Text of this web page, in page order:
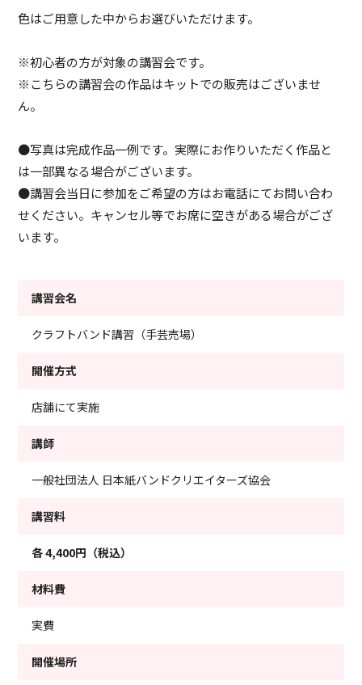
色はご用意した中からお選びいただけます。
※初心者の方が対象の講習会です。
※こちらの講習会の作品はキットでの販売はございませ
ん。
●写真は完成作品一例です。実際にお作りいただく作品と
は一部異なる場合がございます。
●講習会当日に参加をご希望の方はお電話にてお問い合わ
せください。キャンセル等でお席に空きがある場合がござ
います。
講習会名
クラフトバンド講習（手芸売場）
開催方式
店舗にて実施
講師
一般社団法人 日本紙バンドクリエイターズ協会
講習料
各4,400円（税込）
材料費
実費
開催場所